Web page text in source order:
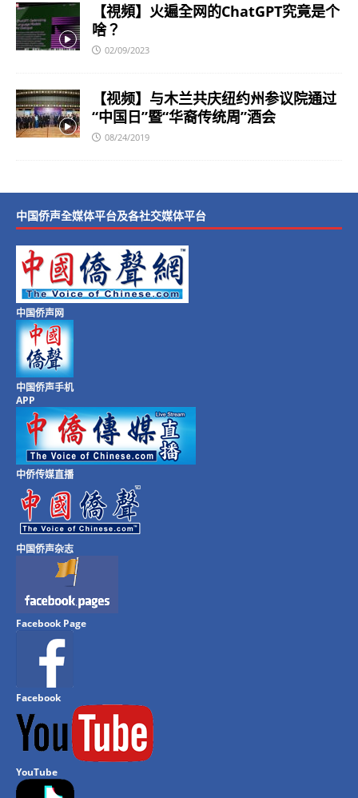
【視頻】火遍全网的ChatGPT究竟是个
啥？
02/09/2023
【视频】与木兰共庆纽约州参议院通过
“中国日”暨“华裔传统周”酒会
08/24/2019
中国侨声全媒体平台及各社交媒体平台
中国侨声网
中国侨声手机
APP
中侨传媒直播
中国侨声杂志
Facebook Page
Facebook
YouTube